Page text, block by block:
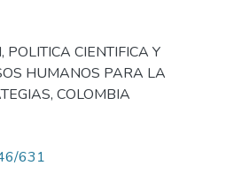
, POLITICA CIENTIFICA Y
HUMANOS PARA LA
, COLOMBIA
631